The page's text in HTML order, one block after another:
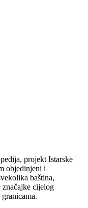
projekt Istarske
objedinjeni i
baština,
značajke cijelog